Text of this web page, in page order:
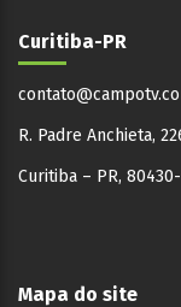
Curitiba-PR
R. Padre Anchieta,
Curitiba – PR,
Mapa do site